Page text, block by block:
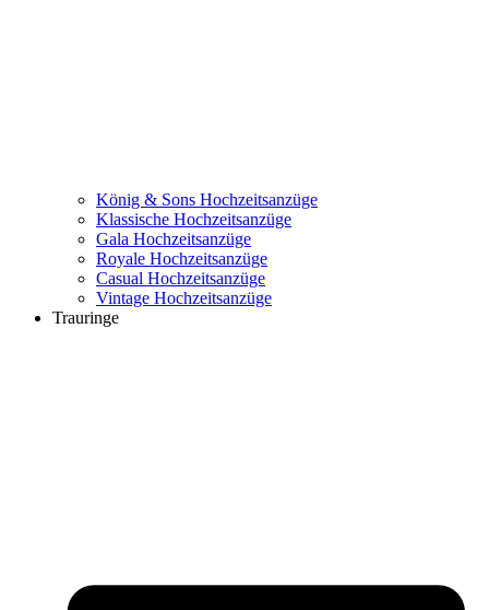
König & Sons Hochzeitsanzüge
Klassische Hochzeitsanzüge
Gala Hochzeitsanzüge
Royale Hochzeitsanzüge
Casual Hochzeitsanzüge
Vintage Hochzeitsanzüge
Trauringe